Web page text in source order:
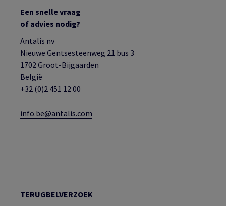
Een snelle vraag
of advies nodig?
Antalis nv
Nieuwe Gentsesteenweg 21 bus 3
1702 Groot-Bijgaarden
België
+32 (0)2 451 12 00
info.be@antalis.com
TERUGBELVERZOEK